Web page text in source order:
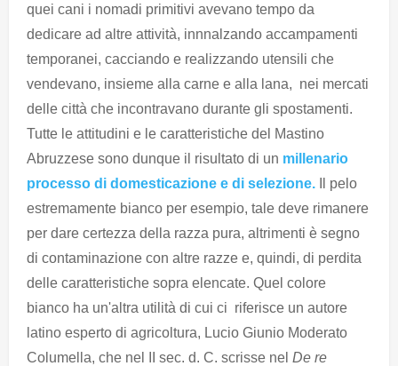
quei cani i nomadi primitivi avevano tempo da
dedicare ad altre attività, innnalzando accampamenti
temporanei, cacciando e realizzando utensili che
vendevano, insieme alla carne e alla lana, nei mercati
delle città che incontravano durante gli spostamenti.
Tutte le attitudini e le caratteristiche del Mastino
Abruzzese sono dunque il risultato di un millenario
processo di domesticazione e di selezione. Il pelo
estremamente bianco per esempio, tale deve rimanere
per dare certezza della razza pura, altrimenti è segno
di contaminazione con altre razze e, quindi, di perdita
delle caratteristiche sopra elencate. Quel colore
bianco ha un'altra utilità di cui ci riferisce un autore
latino esperto di agricoltura, Lucio Giunio Moderato
Columella, che nel II sec. d. C. scrisse nel De re